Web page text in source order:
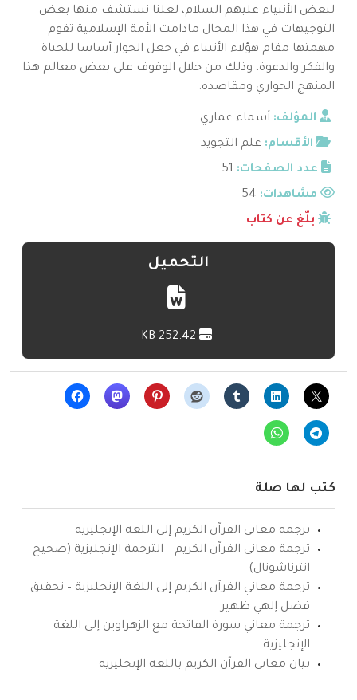
لبعض الأنبياء عليهم السلام، لعلنا نستشف منها بعض
التوجيهات في هذا المجال مادامت الأمة الإسلامية تقوم
مهمتها مقام هؤلاء الأنبياء في جعل الحوار أساسا للحياة
والفكر والدعوة، وذلك من خلال الوقوف على بعض معالم هذا
المنهج الحواري ومقاصده.
المؤلف: أسماء عماري
الأقسام: علم التجويد
عدد الصفحات: 51
مشاهدات:
بلّغ عن كتاب
التحميل
كتب لها صلة
ترجمة معاني القرآن الكريم إلى اللغة الإنجليزية
ترجمة معاني القرآن الكريم – الترجمة الإنجليزية (صحيح
انترناشونال)
ترجمة معاني القرآن الكريم إلى اللغة الإنجليزية – تحقيق
فضل إلهي ظهير
ترجمة معاني سورة الفاتحة مع الزهراوين إلى اللغة
الإنجليزية
بيان معاني القرآن الكريم باللغة الإنجليزية